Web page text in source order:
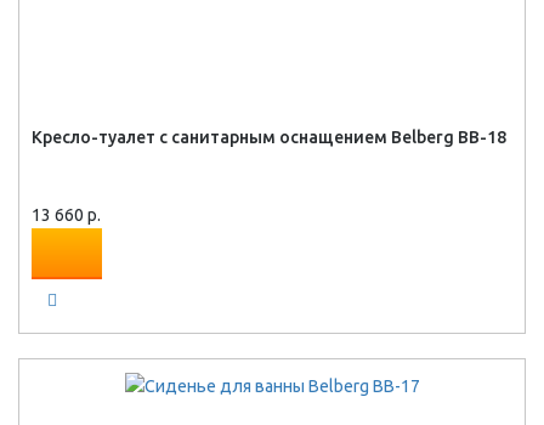
Кресло-туалет с санитарным оснащением Belberg BB-18
13 660 р.